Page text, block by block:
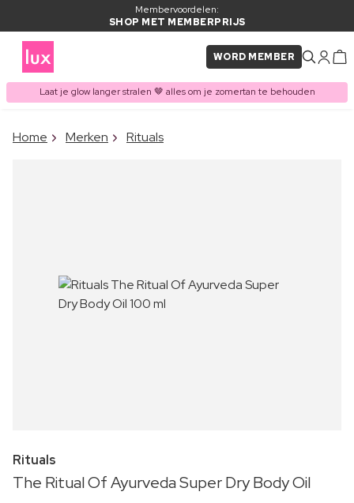
Membervoordelen:
SHOP MET MEMBERPRIJS
WORD MEMBER
Laat je glow langer stralen 🤎 alles om je zomertan te behouden
ITEM TOEGEVOEGD AAN
Home Merken Rituals
Rituals
The Ritual Of Ayurveda Super Dry Body Oil